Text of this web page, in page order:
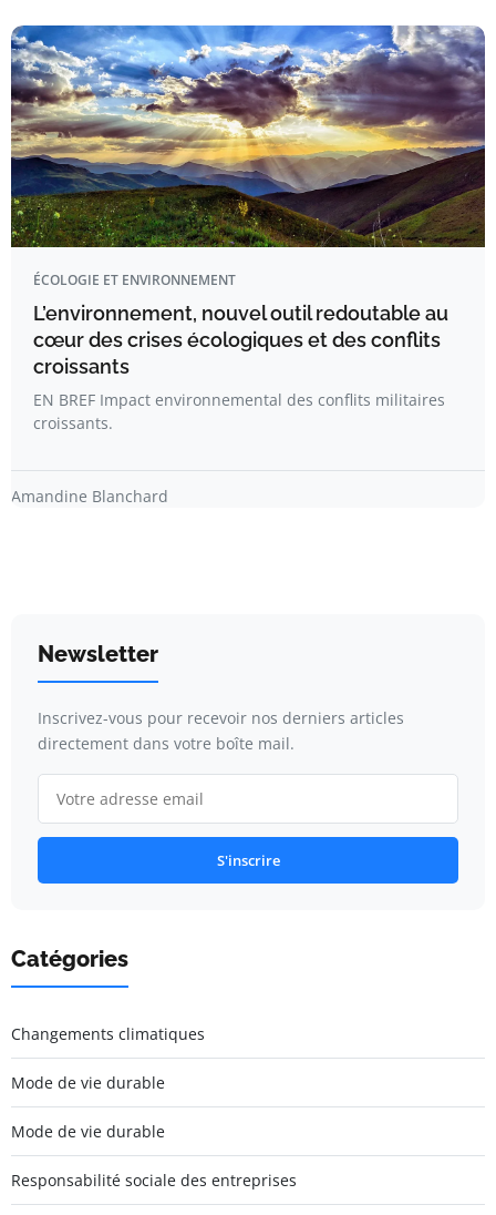
ÉCOLOGIE ET ENVIRONNEMENT
L’environnement, nouvel outil redoutable au
cœur des crises écologiques et des conflits
croissants
EN BREF Impact environnemental des conflits militaires
croissants.
Amandine Blanchard
Newsletter
Inscrivez-vous pour recevoir nos derniers articles
directement dans votre boîte mail.
S'inscrire
Catégories
Changements climatiques
Mode de vie durable
Mode de vie durable
Responsabilité sociale des entreprises